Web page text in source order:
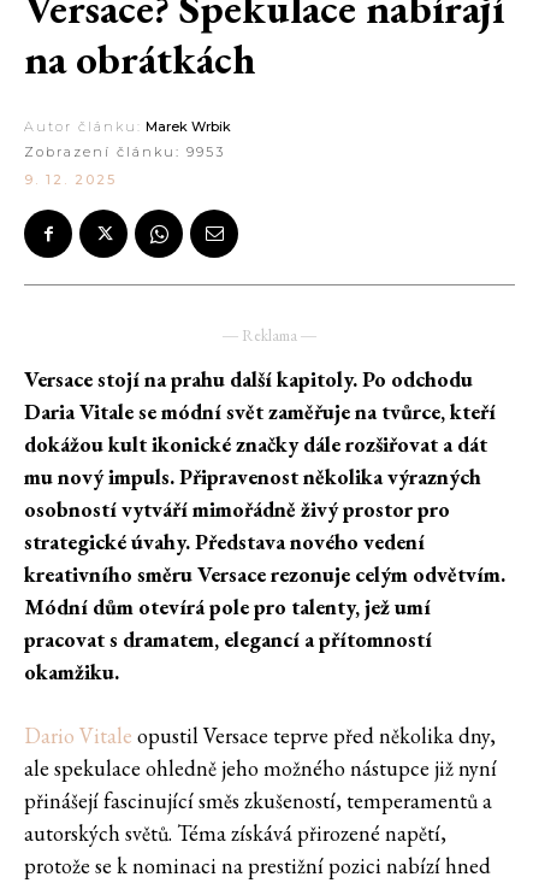
na obrátkách
Autor článku: Marek Wrbik
Zobrazení článku: 9953
9. 12. 2025
― Reklama ―
Versace stojí na prahu další kapitoly. Po odchodu
Daria Vitale se módní svět zaměřuje na tvůrce, kteří
dokážou kult ikonické značky dále rozšiřovat a dát
mu nový impuls. Připravenost několika výrazných
osobností vytváří mimořádně živý prostor pro
strategické úvahy. Představa nového vedení
kreativního směru Versace rezonuje celým odvětvím.
Módní dům otevírá pole pro talenty, jež umí
pracovat s dramatem, elegancí a přítomností
okamžiku.
Dario Vitale opustil Versace teprve před několika dny,
ale spekulace ohledně jeho možného nástupce již nyní
přinášejí fascinující směs zkušeností, temperamentů a
autorských světů. Téma získává přirozené napětí,
protože se k nominaci na prestižní pozici nabízí hned